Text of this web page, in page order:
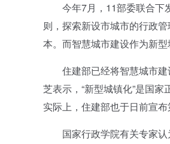
今年7月，11部委联合下发
则，探索新设市城市的行政
本。而智慧城市建设作为新
住建部已经将智慧城市建
芝表示，“新型城镇化”是国
实际上，住建部也于日前宣布
国家行政学院有关专家认